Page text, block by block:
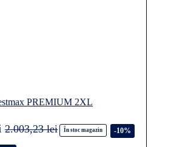
PREMIUM 2XL
În stoc magazin -10%
2.003,23 lei